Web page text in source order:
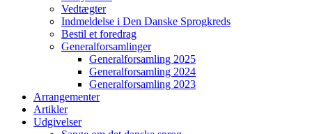
Vedtægter
Indmeldelse i Den Danske Sprogkreds
Bestil et foredrag
Generalforsamlinger
Generalforsamling 2025
Generalforsamling 2024
Generalforsamling 2023
Arrangementer
Artikler
Udgivelser